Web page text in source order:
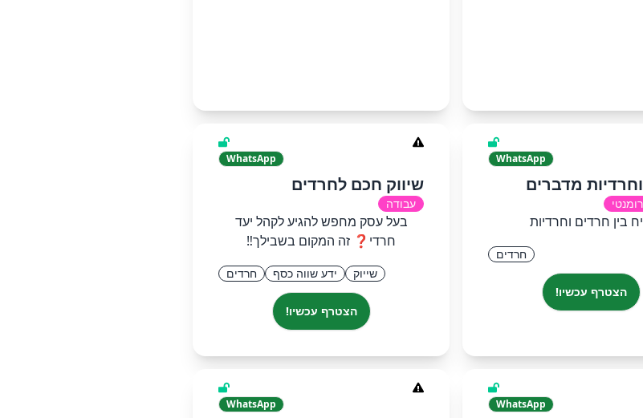
WhatsApp
מדברים
בין חרדים וחרדיות
חרדים
הצטרף עכשיו!
WhatsApp
שיווק חכם לחרדים
עבודה
‏בעל עסק מחפש להגיע לקהל יעד
חרדי❓ זה המקום בשבילך‼️
שייוק ידע שווה כסף חרדים
הצטרף עכשיו!
WhatsApp
WhatsApp